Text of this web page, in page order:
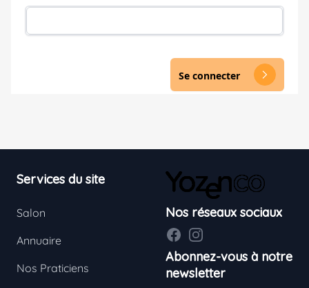
Se connecter arrow_forward_ios
Services du site
Salon
Annuaire
Nos Praticiens
Nos réseaux sociaux
FacebookInstagram
Abonnez-vous à notre
newsletter